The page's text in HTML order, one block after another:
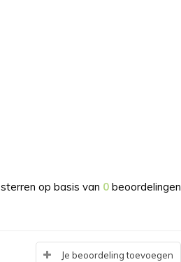
sterren op basis van 0 beoordelingen
Je beoordeling toevoegen